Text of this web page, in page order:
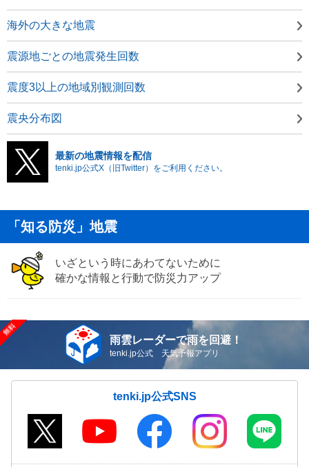
海外の大きな地震
震源地ごとの地震発生回数
震度3以上の地域別観測回数
震央分布図
最新の地震情報を配信
tenki.jp公式X（旧Twitter）をご利用ください。
「知る防災」地震
いざという時にあわてないために
確かな情報と行動で防災力アップ
雨雲レーダーで雨を回避！
tenki.jp公式 天気予報アプリ
tenki.jp公式SNS